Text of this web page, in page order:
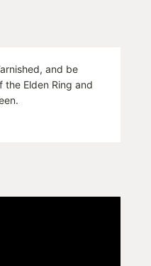
and be
Elden Ring and